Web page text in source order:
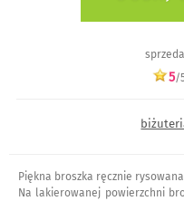
5/
Piękna broszka ręcznie
Na lakierowanej powierzchni